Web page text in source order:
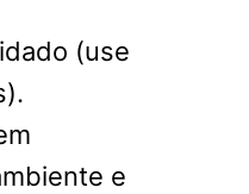
(use
e